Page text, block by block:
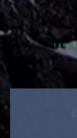
con